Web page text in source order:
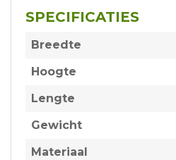
SPECIFICATIES
Breedte
Hoogte
Lengte
Gewicht
Materiaal